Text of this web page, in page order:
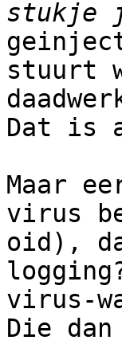
stuurt
Dat is
Maar
virus
oid),
virus-
Die